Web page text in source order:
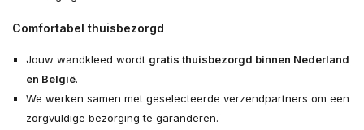
Comfortabel thuisbezorgd
Jouw wandkleed wordt gratis thuisbezorgd binnen Nederland
en België.
We werken samen met geselecteerde verzendpartners om een
zorgvuldige bezorging te garanderen.